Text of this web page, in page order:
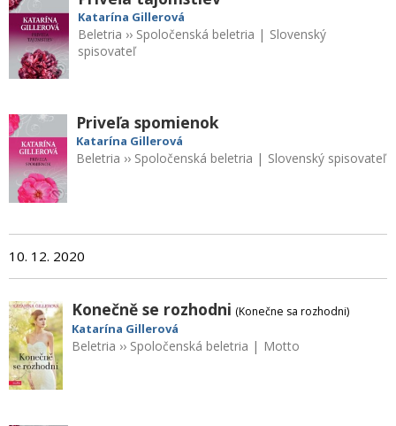
Katarína Gillerová
Beletria ›› Spoločenská beletria | Slovenský
spisovateľ
Priveľa spomienok
Katarína Gillerová
Beletria ›› Spoločenská beletria | Slovenský spisovateľ
10. 12. 2020
Konečně se rozhodni (Konečne sa rozhodni)
Katarína Gillerová
Beletria ›› Spoločenská beletria | Motto